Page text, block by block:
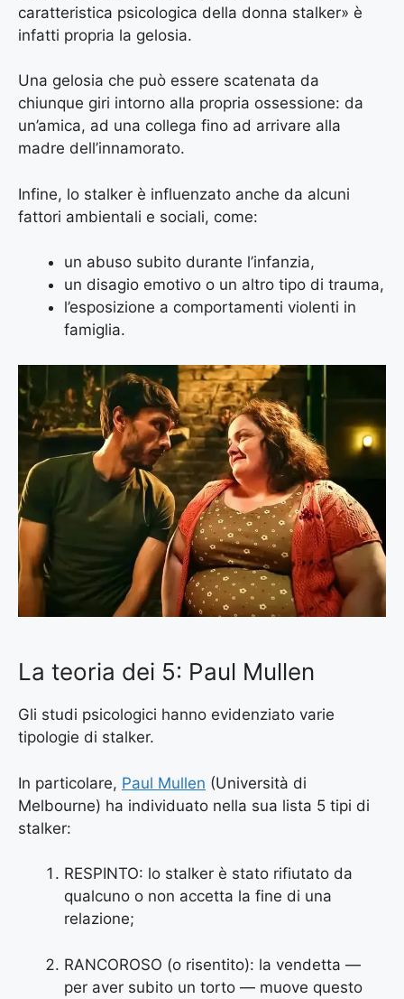
caratteristica psicologica della donna stalker» è
infatti propria la gelosia.
Una gelosia che può essere scatenata da
chiunque giri intorno alla propria ossessione: da
un’amica, ad una collega fino ad arrivare alla
madre dell’innamorato.
Infine, lo stalker è influenzato anche da alcuni
fattori ambientali e sociali, come:
un abuso subito durante l’infanzia,
un disagio emotivo o un altro tipo di trauma,
l’esposizione a comportamenti violenti in
famiglia.
La teoria dei 5: Paul Mullen
Gli studi psicologici hanno evidenziato varie
tipologie di stalker.
In particolare, Paul Mullen (Università di
Melbourne) ha individuato nella sua lista 5 tipi di
stalker:
RESPINTO: lo stalker è stato rifiutato da
qualcuno o non accetta la fine di una
relazione;
RANCOROSO (o risentito): la vendetta —
per aver subito un torto — muove questo